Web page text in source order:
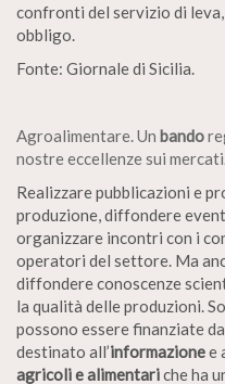
confronti del servizio di
obbligo.
Fonte: Giornale di Sicilia.
Agroalimentare. Un bando
nostre eccellenze sui mercati
Realizzare pubblicazioni e
produzione, diffondere
organizzare incontri con i
operatori del settore. Ma
diffondere conoscenze
la qualità delle produzioni.
possono essere finanziate
destinato all’informazionee
agricoli e alimentariche ha